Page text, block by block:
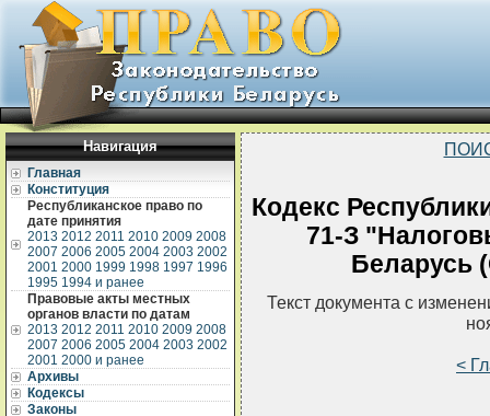
Навигация
Главная
Конституция
Республиканское право по
дате принятия
2013 2012 2011 2010 2009 2008
2007 2006 2005 2004 2003 2002
2001 2000 1999 1998 1997 1996
1995 1994 и ранее
Правовые акты местных
органов власти по датам
2013 2012 2011 2010 2009 2008
2007 2006 2005 2004 2003 2002
2001 2000 и ранее
Архивы
Кодексы
Законы
Кодекс
71-З
Беларусь
Текст документа с
<